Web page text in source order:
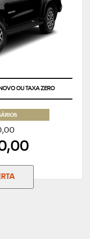
OU TAXA ZERO